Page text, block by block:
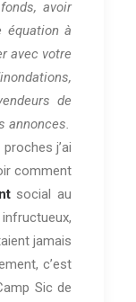
avoir
équation à
avec votre
de
annonces.
j’ai
comment
social au
jamais
c’est
Sic de